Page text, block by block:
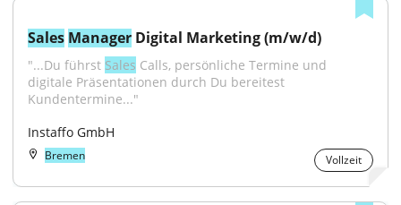
Sales Manager Digital Marketing (m/w/d)
"...Du führst Sales Calls, persönliche Termine und
digitale Präsentationen durch Du bereitest
Kundentermine..."
Instaffo GmbH
Bremen Vollzeit